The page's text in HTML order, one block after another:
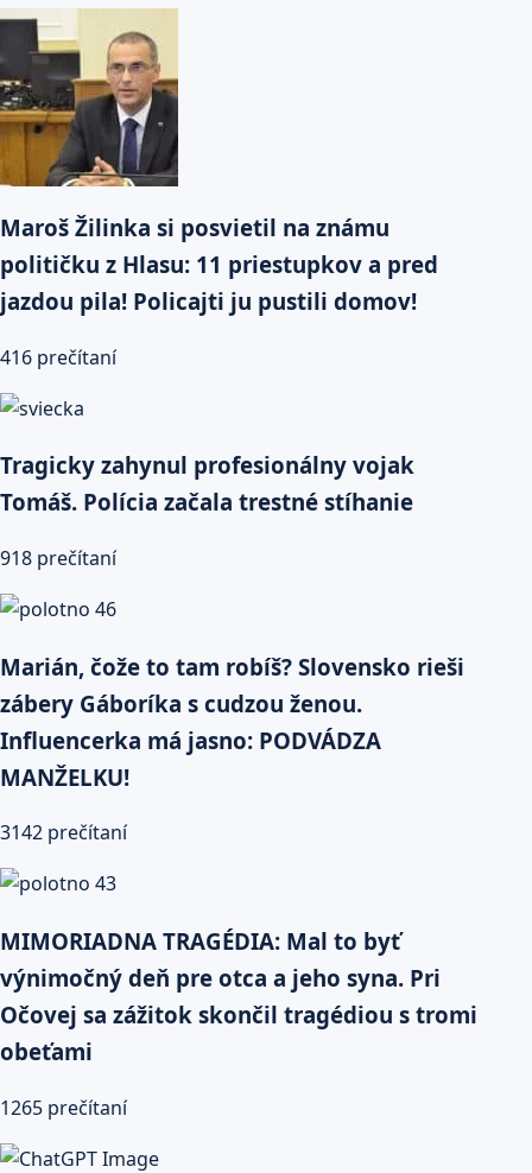
Maroš Žilinka si posvietil na známu
političku z Hlasu: 11 priestupkov a pred
jazdou pila! Policajti ju pustili domov!
416 prečítaní
Tragicky zahynul profesionálny vojak
Tomáš. Polícia začala trestné stíhanie
918 prečítaní
Marián, čože to tam robíš? Slovensko rieši
zábery Gáboríka s cudzou ženou.
Influencerka má jasno: PODVÁDZA
MANŽELKU!
3142 prečítaní
MIMORIADNA TRAGÉDIA: Mal to byť
výnimočný deň pre otca a jeho syna. Pri
Očovej sa zážitok skončil tragédiou s tromi
obeťami
1265 prečítaní